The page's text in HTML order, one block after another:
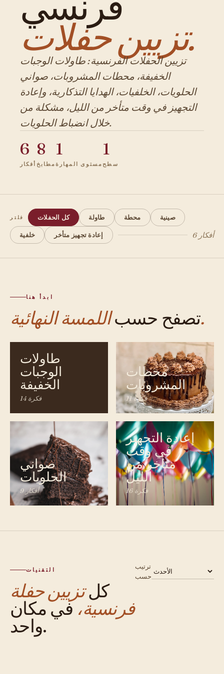
تزيين حفلات.
تزيين الحفلات الفرنسية: طاولات الوجبات
الخفيفة، محطات المشروبات، صواني
الحلويات، الخلفيات، الهدايا التذكارية، وإعادة
التجهيز في وقت متأخر من الليل، مشكلة من
خلال انضباط الحلويات.
6
أفكار
8
مطابخ
1
مستوى المهارة
1
سطح
فلتر كل الحفلات طاولة محطة صينية
خلفية إعادة تجهيز متأخر 6 أفكار
ابدأ هنا
تصفح حسباللمسة النهائية.
طاولات
الوجبات
الخفيفة
14 فكرة
محطات
المشروبات
11 فكرة
صواني
الحلويات
9 أفكار
إعادة التجهيز
في وقت
متأخر من
الليل
16 فكرة
التقنيات
كلتزيين حفلة
فرنسية، في مكان
واحد.
ترتيب
حسب